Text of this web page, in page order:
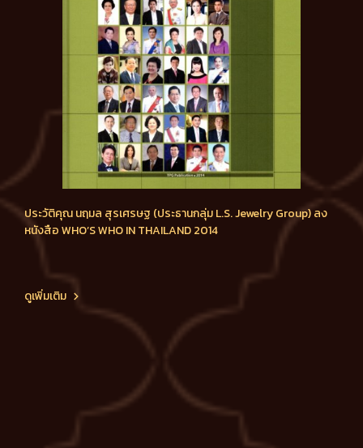
ประวัติคุณ นฤมล สุรเศรษฐ (ประธานกลุ่ม L.S. Jewelry Group) ลง
หนังสือ WHO’S WHO IN THAILAND 2014
ดูเพิ่มเติม